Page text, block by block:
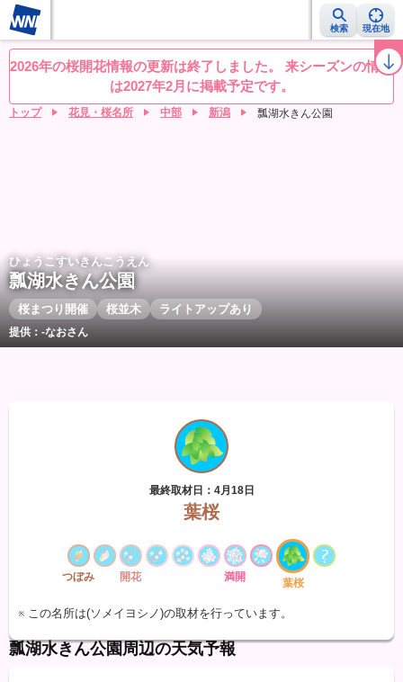
検索 現在地
桜レーダー 名所ランキング 桜開花予想NEWS お花見動画 目的別
2026年の桜開花情報の更新は終了しました。 来シーズンの情報
は2027年2月に掲載予定です。
トップ 花見・桜名所 中部 新潟 瓢湖水きん公園
ひょうこすいきんこうえん
瓢湖水きん公園
桜まつり開催 桜並木 ライトアップあり
提供：-なおさん
最終取材日：4月18日
葉桜
つぼみ 開花 満開 葉桜
※ この名所は(ソメイヨシノ)の取材を行っています。
瓢湖水きん公園周辺の天気予報